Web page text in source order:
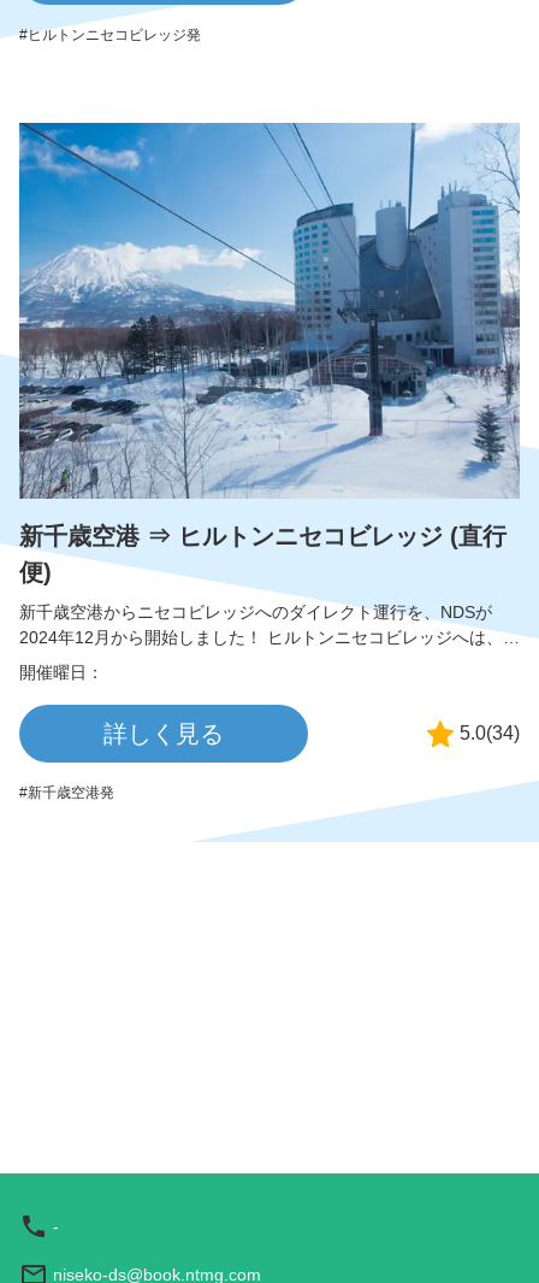
ヒルトンニセコビレッジ発
新千歳空港 ⇒ ヒルトンニセコビレッジ (直行
便)
新千歳空港からニセコビレッジへのダイレクト運行を、NDSが
2024年12月から開始しました！ ヒルトンニセコビレッジへは、ニ
セコダイレクトシャトルの直行運行でらくらく移動が可能です。
スマホで簡単に予約が可能 ・事前払いのため、空港NDSカウンタ
ーで携帯に表示されるEチケットを見せるだけでOK ニセコまで快
適なバスの旅をお楽しみください！
開催曜日：
詳しく見る 5.0(34)
新千歳空港発
-
niseko-ds@book.ntmg.com